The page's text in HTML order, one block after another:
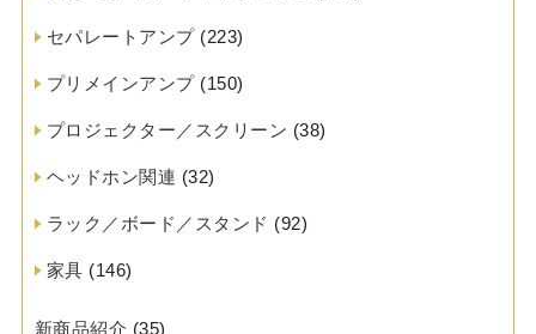
セパレートアンプ(223)
プリメインアンプ(150)
プロジェクター／スクリーン (38)
ヘッドホン関連 (32)
ラック／ボード／スタンド (92)
家具 (146)
新商品紹介 (35)